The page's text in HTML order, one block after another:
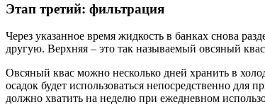
Этап третий: фильтрация
Через указанное время жидкость в банках снова
другую. Верхняя – это так называемый овсяный
Овсяный квас можно несколько дней хранить в
осадок будет использоваться непосредственно
должно хватить на неделю при ежедневном